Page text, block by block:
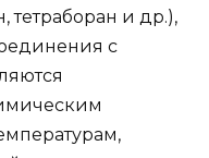
тетраборан и др.),
с